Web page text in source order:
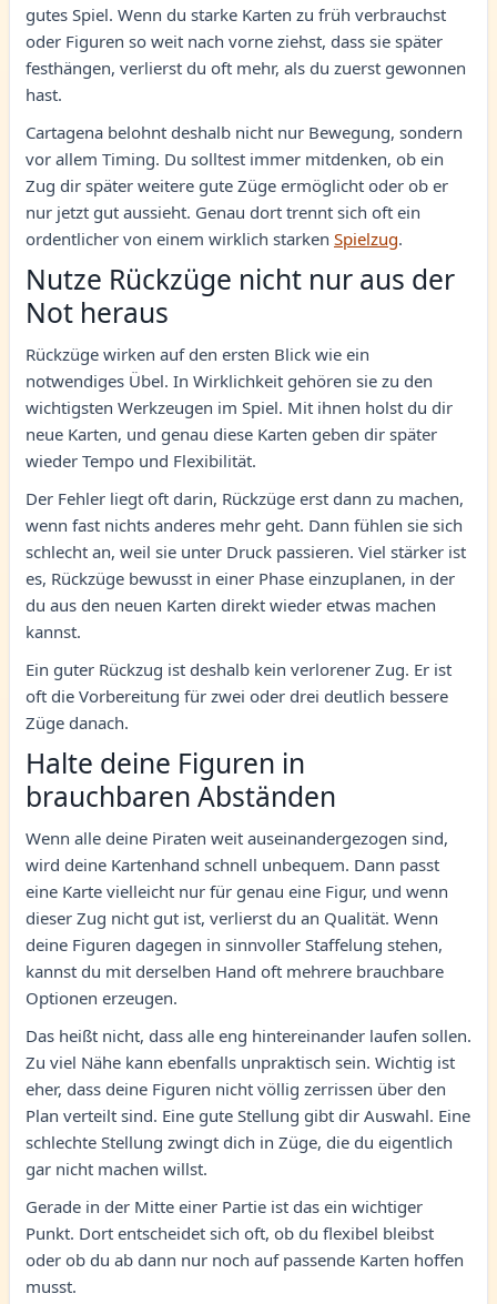
gutes Spiel. Wenn du starke Karten zu früh verbrauchst
oder Figuren so weit nach vorne ziehst, dass sie später
festhängen, verlierst du oft mehr, als du zuerst gewonnen
hast.
Cartagena belohnt deshalb nicht nur Bewegung, sondern
vor allem Timing. Du solltest immer mitdenken, ob ein
Zug dir später weitere gute Züge ermöglicht oder ob er
nur jetzt gut aussieht. Genau dort trennt sich oft ein
ordentlicher von einem wirklich starken Spielzug.
Nutze Rückzüge nicht nur aus der
Not heraus
Rückzüge wirken auf den ersten Blick wie ein
notwendiges Übel. In Wirklichkeit gehören sie zu den
wichtigsten Werkzeugen im Spiel. Mit ihnen holst du dir
neue Karten, und genau diese Karten geben dir später
wieder Tempo und Flexibilität.
Der Fehler liegt oft darin, Rückzüge erst dann zu machen,
wenn fast nichts anderes mehr geht. Dann fühlen sie sich
schlecht an, weil sie unter Druck passieren. Viel stärker ist
es, Rückzüge bewusst in einer Phase einzuplanen, in der
du aus den neuen Karten direkt wieder etwas machen
kannst.
Ein guter Rückzug ist deshalb kein verlorener Zug. Er ist
oft die Vorbereitung für zwei oder drei deutlich bessere
Züge danach.
Halte deine Figuren in
brauchbaren Abständen
Wenn alle deine Piraten weit auseinandergezogen sind,
wird deine Kartenhand schnell unbequem. Dann passt
eine Karte vielleicht nur für genau eine Figur, und wenn
dieser Zug nicht gut ist, verlierst du an Qualität. Wenn
deine Figuren dagegen in sinnvoller Staffelung stehen,
kannst du mit derselben Hand oft mehrere brauchbare
Optionen erzeugen.
Das heißt nicht, dass alle eng hintereinander laufen sollen.
Zu viel Nähe kann ebenfalls unpraktisch sein. Wichtig ist
eher, dass deine Figuren nicht völlig zerrissen über den
Plan verteilt sind. Eine gute Stellung gibt dir Auswahl. Eine
schlechte Stellung zwingt dich in Züge, die du eigentlich
gar nicht machen willst.
Gerade in der Mitte einer Partie ist das ein wichtiger
Punkt. Dort entscheidet sich oft, ob du flexibel bleibst
oder ob du ab dann nur noch auf passende Karten hoffen
musst.